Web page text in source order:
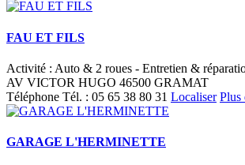
FAU ET FILS
Activité : Auto & 2 roues - Entretien &
AV VICTOR HUGO 46500 GRAMAT
Téléphone Tél. : 05 65 38 80 31 Localiser Plus
GARAGE L'HERMINETTE